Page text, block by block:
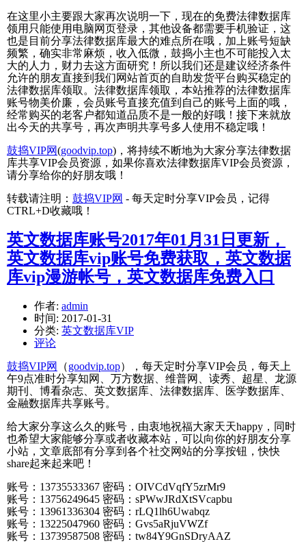
在这里小主要跟大家再次说明一下，现在的免费法律数据库
领用只能使用电脑网页登录，其他设备都需要手机验证，这
也是目前分享法律数据库最大的难点所在哦，加上账号短缺
频繁，确实非常麻烦，收入低微，鼓捣小主也不可能投入太
大的人力，财力去这方面研究！所以我们还是建议经济条件
允许的朋友直接到我们网站首页的自助发货平台购买稳定的
法律数据库领取。法律数据库领取，本站推荐的法律数据库
账号物美价廉，会员账号直接充值到自己的账号上面的哦，
经常购买的老客户都知道品质不是一般的好哦！接下来就放
出今天的共享号，再次声明共享号多人使用不稳定哦！
鼓捣VIP网(goodvip.top)，将持续不断地为大家分享法律数据
库共享VIP会员资源，如果你喜欢法律数据库VIP会员资源，
请分享给你的好朋友哦！
转载请注明： 鼓捣VIP网 - 每天定时分享VIP会员，记得
CTRL+D收藏哦！
英文数据库账号2017年01月31日更新，
英文数据库vip账号免费获取，英文数据
库vip漫游帐号，英文数据库免费入口
作者: admin
时间: 2017-01-31
分类: 英文数据库VIP
评论
鼓捣VIP网
（goodvip.top），每天定时分享VIP会员，每天上
午9点准时分享知网、万方数据、维普网、读秀、超星、龙源
期刊、博看杂志、英文数据库、法律数据库、医学数据库、
金融数据库共享账号。
给大家分享这么久的账号，由衷地祝福大家天天happy，同时
也希望大家能够分享或者收藏本站，可以向你的好朋友分享
小站，文章底部有分享到各个社交网站的分享按钮，快快
share起来起来吧！
账号：13735533367 密码：OIVCdVqfY5zrMr9
账号：13756249645 密码：sPWwJRdXtSVcapbu
账号：13961336304 密码：rLQ1lh6Uwabqz
账号：13225047960 密码：Gvs5aRjuVWZf
账号：13739587508 密码：tw84Y9GnSDryAAZ